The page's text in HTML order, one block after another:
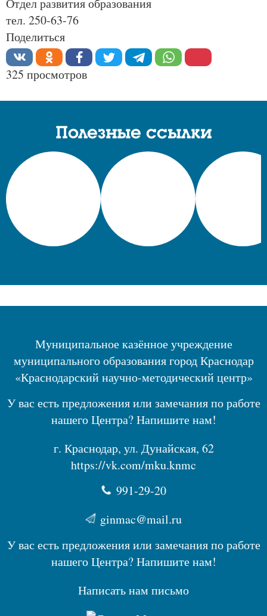
Отдел развития образования
тел. 250-63-76
Поделиться
325 просмотров
Полезные ссылки
Муниципальное казённое учреждение
муниципального образования город Краснодар
«Краснодарский научно-методический центр»
У вас есть предложения или замечания по работе
нашего Центра? Напишите нам!
г. Краснодар, ул. Дунайская, 62
https://vk.com/mku.knmc
991-29-20
ginmac@mail.ru
У вас есть предложения или замечания по работе
нашего Центра? Напишите нам!
Написать нам письмо